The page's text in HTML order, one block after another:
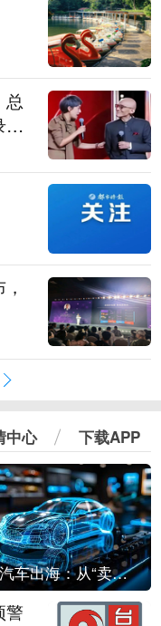
总
音
中心 下载APP
中国汽车出海：从“卖出去”到“走进去”
警